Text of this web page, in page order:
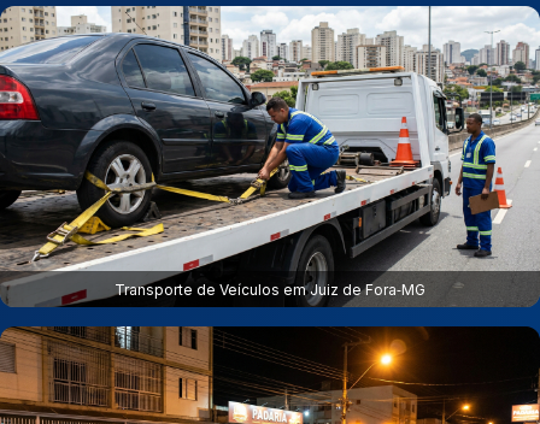
Transporte de Veículos em Juiz de Fora‑MG